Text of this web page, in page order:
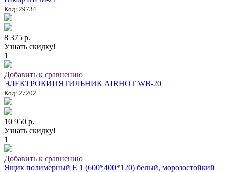
Код: 29734
8 375 р.
Узнать скидку!
1
Добавить к сравнению
ЭЛЕКТРОКИПЯТИЛЬНИК AIRHOT WB-20
Код: 27202
10 950 р.
Узнать скидку!
1
Добавить к сравнению
Ящик полимерный E 1 (600*400*120) белый, морозостойкий